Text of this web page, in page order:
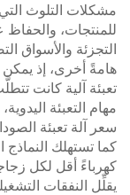
مشكلات التلوث
للمنتجات،
التجزئة والأسواق
هامةً أخرى، إذ
تعبئة آلية كانت
مهام التعبئة
سعر آلة تعبئة
كما تستهلك
كهرباءً أقل لكل
يقلِّل النفقات